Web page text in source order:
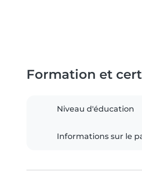
Formation et
Niveau d'éducation
Informations sur le